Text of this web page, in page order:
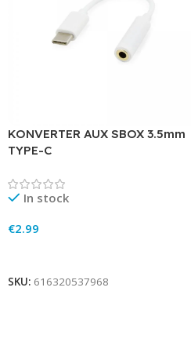
KONVERTER AUX SBOX 3.5mm
TYPE-C
In stock
€2.99
SKU: 616320537968